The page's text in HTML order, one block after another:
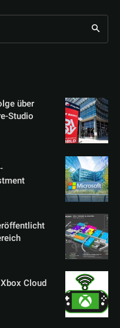
über
Studio
Cloud